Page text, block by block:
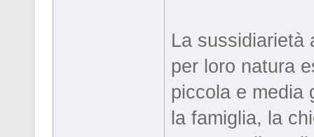
La sussidiarietà
per loro natura
piccola e media
la famiglia, la